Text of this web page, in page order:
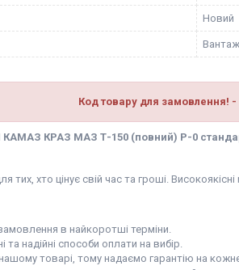
Новий
Код товару для замовлення! -
КРАЗ МАЗ Т-150 (повний) Р-0
тих, хто цінує свій час та гроші.
в найкоротші терміни.
надійні способи оплати на вибір.
нашому товарі, тому надаємо гарантію на